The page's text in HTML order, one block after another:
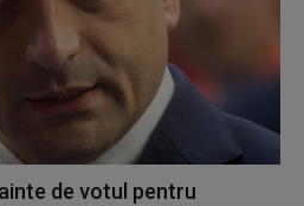
de votul pentru